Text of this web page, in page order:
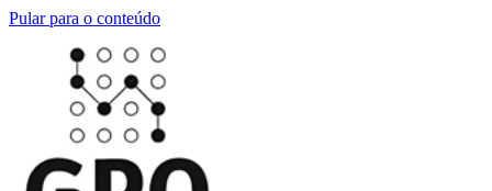
Pular para o conteúdo